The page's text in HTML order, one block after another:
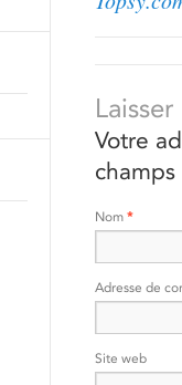
Votre
Nom *
Adresse de
Site web